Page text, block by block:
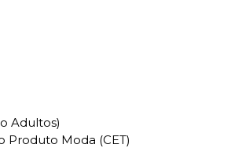
Adultos)
Produto Moda (CET)